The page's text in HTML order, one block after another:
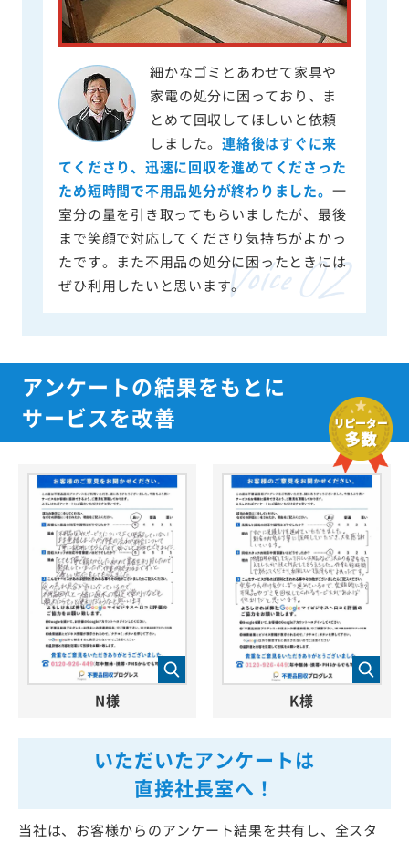
細かなゴミとあわせて家具や
家電の処分に困っており、ま
とめて回収してほしいと依頼
しました。連絡後はすぐに来
てくださり、迅速に回収を進めてくださった
ため短時間で不用品処分が終わりました。 一
室分の量を引き取ってもらいましたが、最後
まで笑顔で対応してくださり気持ちがよかっ
たです。また不用品の処分に困ったときには
ぜひ利用したいと思います。
アンケートの結果をもとに
サービスを改善
いただいたアンケートは
直接社長室へ！
当社は、お客様からのアンケート結果を共有し、全スタ
N様 K様